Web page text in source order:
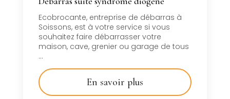
Ecobrocante, entreprise de débarras à
Soissons, est à votre service si vous
souhaitez faire débarrasser votre
maison, cave, grenier ou garage de tous
...
En savoir plus